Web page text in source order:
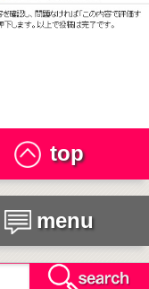
top
menu